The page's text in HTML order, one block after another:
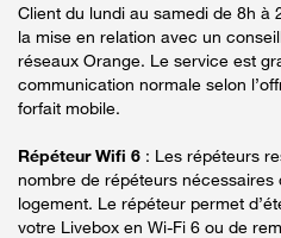
Client du lundi au samedi de 8h à
la mise en relation avec un
réseaux Orange. Le service est
communication normale selon
forfait mobile.
Répéteur Wifi 6 : Les répéteurs
nombre de répéteurs
logement. Le répéteur permet
votre Livebox en Wi-Fi 6 ou de